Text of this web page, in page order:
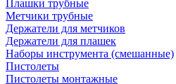
Плашки трубные
Метчики трубные
Держатели для метчиков
Держатели для плашек
Наборы инструмента (смешанные)
Пистолеты
Пистолеты монтажные